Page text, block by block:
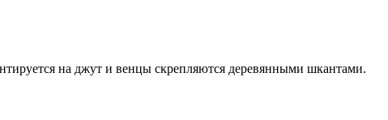
на джут и венцы скрепляются деревянными шкантами.